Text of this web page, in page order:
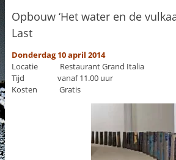
Opbouw ‘Het water en de
Last
Donderdag 10 april 2014
Locatie Restaurant Grand Italia
Tijd vanaf 11.00 uur
Kosten Gratis